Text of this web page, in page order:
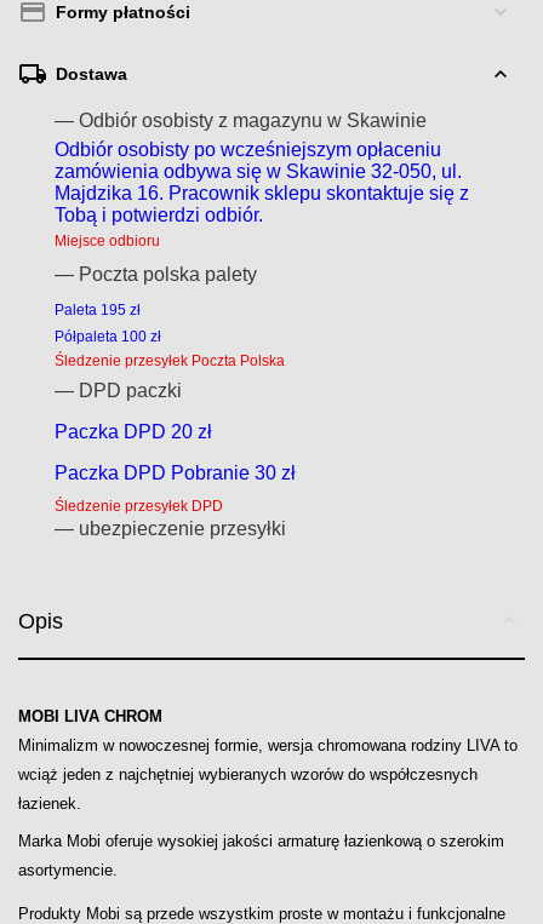
Formy płatności
Dostawa
— Odbiór osobisty z magazynu w Skawinie
Odbiór osobisty po wcześniejszym opłaceniu
zamówienia odbywa się w Skawinie 32-050, ul.
Majdzika 16. Pracownik sklepu skontaktuje się z
Tobą i potwierdzi odbiór.
Miejsce odbioru
— Poczta polska palety
Paleta 195 zł
Półpaleta 100 zł
Śledzenie przesyłek Poczta Polska
— DPD paczki
Paczka DPD 20 zł
Paczka DPD Pobranie 30 zł
Śledzenie przesyłek DPD
— ubezpieczenie przesyłki
Opis
MOBI LIVA CHROM
Minimalizm w nowoczesnej formie, wersja chromowana rodziny LIVA to
wciąż jeden z najchętniej wybieranych wzorów do współczesnych
łazienek.
Marka Mobi oferuje wysokiej jakości armaturę łazienkową o szerokim
asortymencie.
Produkty Mobi są przede wszystkim proste w montażu i funkcjonalne